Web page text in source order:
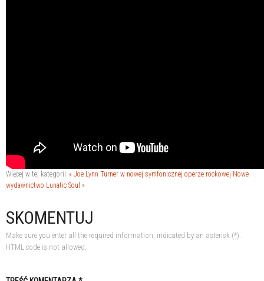
Więcej w tej kategorii: « Joe Lynn Turner w nowej symfonicznej operze rockowej Nowe
wydawnictwo Lunatic Soul »
SKOMENTUJ
Make sure you enter all the required information, indicated by an asterisk (*).
HTML code is not allowed.